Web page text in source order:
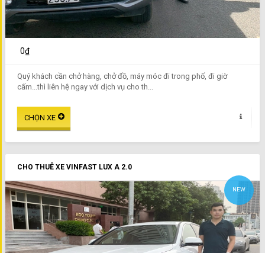
0₫
Quý khách cần chở hàng, chở đồ, máy móc đi trong phố, đi giờ
cấm...thì liên hệ ngay với dịch vụ cho th...
CHO THUÊ XE VINFAST LUX A 2.0
NEW